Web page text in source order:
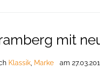
mit
Klassik, Marke am